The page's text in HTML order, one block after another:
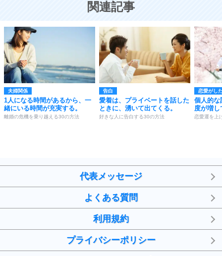
関連記事
夫婦関係
1人になる時間があるから、一
緒にいる時間が充実する。
離婚の危機を乗り越える30の方法
告白
愛着は、プライベートを話した
ときに、湧いて出てくる。
好きな人に告白する30の方法
恋愛がし
個人的な
度が増し
恋愛運を上
代表メッセージ
よくある質問
利用規約
プライバシーポリシー